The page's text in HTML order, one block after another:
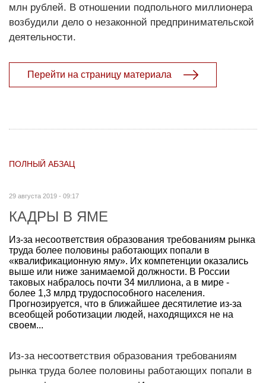
млн рублей. В отношении подпольного миллионера
возбудили дело о незаконной предпринимательской
деятельности.
Перейти на страницу материала
ПОЛНЫЙ АБЗАЦ
29 августа 2019 - 09:17
КАДРЫ В ЯМЕ
Из-за несоответствия образования требованиям рынка
труда более половины работающих попали в
«квалификационную яму». Их компетенции оказались
выше или ниже занимаемой должности. В России
таковых набралось почти 34 миллиона, а в мире -
более 1,3 млрд трудоспособного населения.
Прогнозируется, что в ближайшее десятилетие из-за
всеобщей роботизации людей, находящихся не на
своем...
Из-за несоответствия образования требованиям
рынка труда более половины работающих попали в